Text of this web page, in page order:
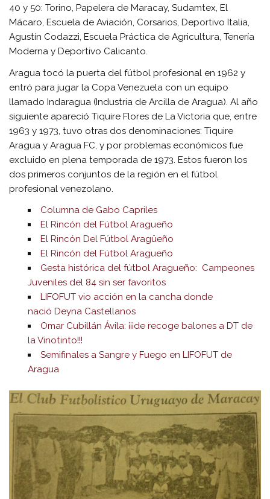
40 y 50: Torino, Papelera de Maracay, Sudamtex, El
Mácaro, Escuela de Aviación, Corsarios, Deportivo Italia,
Agustín Codazzi, Escuela Práctica de Agricultura, Tenería
Moderna y Deportivo Calicanto.
Aragua tocó la puerta del fútbol profesional en 1962 y
entró para jugar la Copa Venezuela con un equipo
llamado Indaragua (Industria de Arcilla de Aragua). Al año
siguiente apareció Tiquire Flores de La Victoria que, entre
1963 y 1973, tuvo otras dos denominaciones: Tiquire
Aragua y Aragua FC, y por problemas económicos fue
excluido en plena temporada de 1973. Estos fueron los
dos primeros conjuntos de la región en el fútbol
profesional venezolano.
Columna de Gabo Capriles
El Rincón del Fútbol Aragueño
El Rincón Del Fútbol Aragüeño
El Rincón del Fútbol Aragueño
Gesta histórica del fútbol Aragueño: Campeones
Juveniles del 84 sin ser favoritos
LIFOFUT vio acción en la cancha donde
nació Deyna Castellanos
Omar Cubillán Ávila: ¡¡¡de recoge balones a DT de
la Vinotinto!!!
Semifinales a Sangre y Fuego en LIFOFUT de
Aragua